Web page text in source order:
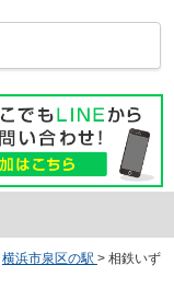
横浜市泉区の駅 > 相鉄いず